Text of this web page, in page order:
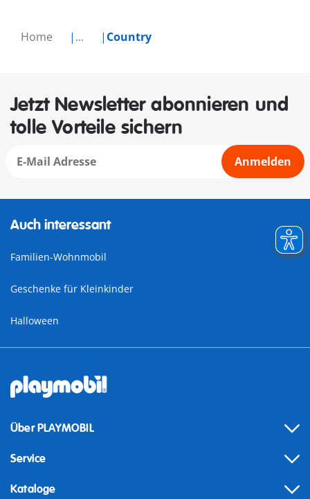
Home ... Country
Jetzt Newsletter abonnieren und
tolle Vorteile sichern
Anmelden
Auch interessant
Familien-Wohnmobil
Geschenke für Kleinkinder
Halloween
Über PLAYMOBIL
Service
Kataloge